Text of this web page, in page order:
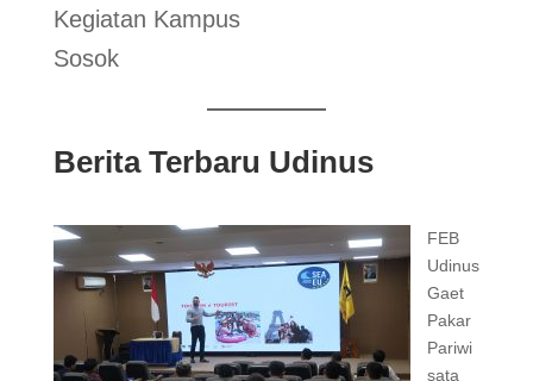
Kegiatan Kampus
Sosok
Berita Terbaru Udinus
FEB
Udinus
Gaet
Pakar
Pariwi
sata